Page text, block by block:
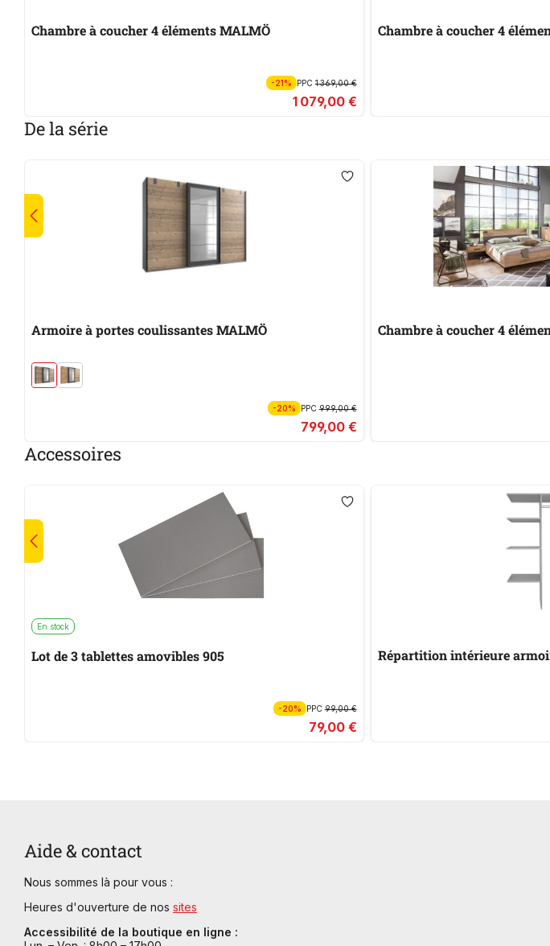
Chambre à coucher 4 éléments MALMÖ
-21% PPC1 369,00 €
1 079,00 €
Chambre à coucher 4
De la série
Armoire à portes coulissantes MALMÖ
-20% PPC999,00 €
799,00 €
Chambre à coucher 4
Accessoires
En stock
Lot de 3 tablettes amovibles 905
-20% PPC99,00 €
79,00 €
Répartition intérieure
Aide & contact
Nous sommes là pour vous :
Heures d'ouverture de nos sites
Accessibilité de la boutique en ligne :